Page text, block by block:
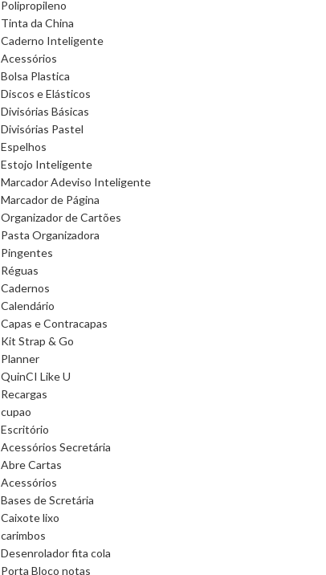
Polipropileno
Tinta da China
Caderno Inteligente
Acessórios
Bolsa Plastica
Discos e Elásticos
Divisórias Básicas
Divisórias Pastel
Espelhos
Estojo Inteligente
Marcador Adeviso Inteligente
Marcador de Página
Organizador de Cartões
Pasta Organizadora
Pingentes
Réguas
Cadernos
Calendário
Capas e Contracapas
Kit Strap & Go
Planner
QuinCI Like U
Recargas
cupao
Escritório
Acessórios Secretária
Abre Cartas
Acessórios
Bases de Scretária
Caixote lixo
carimbos
Desenrolador fita cola
Porta Bloco notas